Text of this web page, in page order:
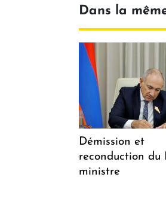
Dans la
Démission et
reconduction du
ministre